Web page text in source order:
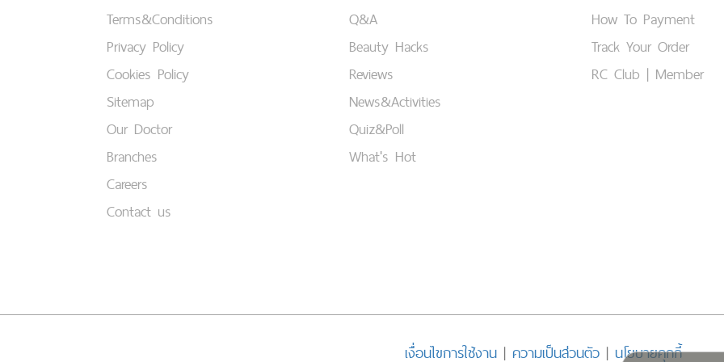
Terms&Conditions
Privacy Policy
Cookies Policy
Sitemap
Our Doctor
Branches
Careers
Contact us
Q&A
Beauty Hacks
Reviews
News&Activities
Quiz&Poll
What's Hot
How To Payment
Track Your Order
RC Club | Member
เงื่อนไขการใช้งาน| ความเป็นส่วนตัว| นโยบายคุกกี้